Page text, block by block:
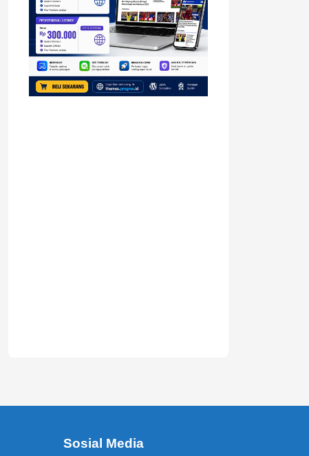
Sosial Media